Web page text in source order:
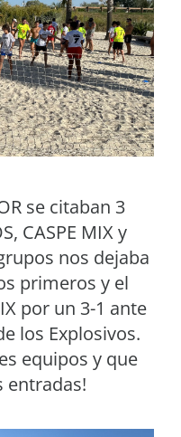
se citaban 3
CASPE MIX y
nos dejaba
primeros y el
por un 3-1 ante
los Explosivos.
equipos y que
entradas!